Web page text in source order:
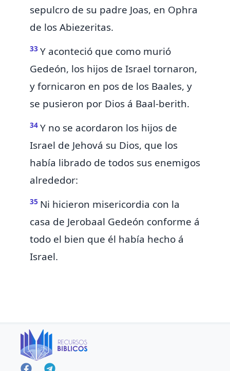
sepulcro de su padre Joas, en Ophra
de los Abiezeritas.
33 Y aconteció que como murió
Gedeón, los hijos de Israel tornaron,
yfornicaron en pos de los Baales, y
se pusieron por Dios á Baal-berith.
34 Y no se acordaron los hijos de
Israel de Jehová su Dios, que los
había librado de todos sus enemigos
alrededor:
35 Ni hicieron misericordia con la
casa de Jerobaal Gedeón conforme á
todo el bien que él había hecho á
Israel.